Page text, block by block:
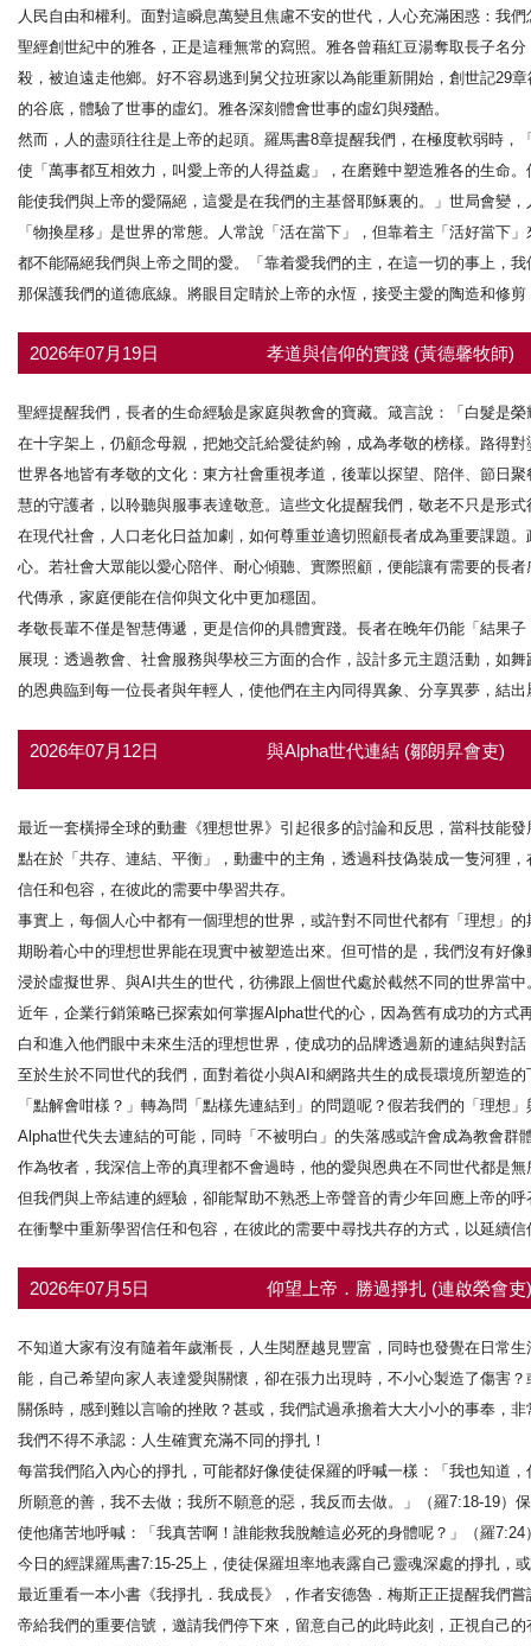
人民自由和權利。面對這瞬息萬變且焦慮不安的世代，人心充滿困惑：我
聖經創世紀中的雅各，正是這種無常的寫照。雅各曾藉紅豆湯奪取長子名
殺，被迫遠走他鄉。好不容易逃到舅父拉班家以為能重新開始，創世記29
的谷底，體驗了世事的虛幻。雅各深刻體會世事的虛幻與殘酷。
然而，人的盡頭往往是上帝的起頭。羅馬書8章提醒我們，在極度軟弱時
使「萬事都互相效力，叫愛上帝的人得益處」，在磨難中塑造雅各的生
能使我們與上帝的愛隔絕，這愛是在我們的主基督耶穌裏的。」世局會變
「物換星移」是世界的常態。人常說「活在當下」，但靠着主「活好當下
都不能隔絕我們與上帝之間的愛。「靠着愛我們的主，在這一切的事上，
那保護我們的道德底線。將眼目定睛於上帝的永恆，接受主愛的陶造和修
2026年07月19日 孝道與信仰的實踐 (黃德馨牧師)
聖經提醒我們，長者的生命經驗是家庭與教會的寶藏。箴言說：「白髮是
在十字架上，仍顧念母親，把她交託給愛徒約翰，成為孝敬的榜樣。路得
世界各地皆有孝敬的文化：東方社會重視孝道，後輩以探望、陪伴、節日
慧的守護者，以聆聽與服事表達敬意。這些文化提醒我們，敬老不只是形
在現代社會，人口老化日益加劇，如何尊重並適切照顧長者成為重要課題
心。若社會大眾能以愛心陪伴、耐心傾聽、實際照顧，便能讓有需要的長
代傳承，家庭便能在信仰與文化中更加穩固。
孝敬長輩不僅是智慧傳遞，更是信仰的具體實踐。長者在晚年仍能「結果
展現：透過教會、社會服務與學校三方面的合作，設計多元主題活動，如
的恩典臨到每一位長者與年輕人，使他們在主內同得異象、分享異夢，結
2026年07月12日 與Alpha世代連結 (鄒朗昇會吏)
最近一套橫掃全球的動畫《狸想世界》引起很多的討論和反思，當科技能
點在於「共存、連結、平衡」，動畫中的主角，透過科技偽裝成一隻河狸
信任和包容，在彼此的需要中學習共存。
事實上，每個人心中都有一個理想的世界，或許對不同世代都有「理想
期盼着心中的理想世界能在現實中被塑造出來。但可惜的是，我們沒有好
浸於虛擬世界、與AI共生的世代，彷彿跟上個世代處於截然不同的世界當中
近年，企業行銷策略已探索如何掌握Alpha世代的心，因為舊有成功的方
白和進入他們眼中未來生活的理想世界，使成功的品牌透過新的連結與對
至於生於不同世代的我們，面對着從小與AI和網路共生的成長環境所塑造
「點解會咁樣？」轉為問「點樣先連結到」的問題呢？假若我們的「理想
Alpha世代失去連結的可能，同時「不被明白」的失落感或許會成為教會群
作為牧者，我深信上帝的真理都不會過時，他的愛與恩典在不同世代都是
但我們與上帝結連的經驗，卻能幫助不熟悉上帝聲音的青少年回應上帝的
在衝擊中重新學習信任和包容，在彼此的需要中尋找共存的方式，以延續
2026年07月5日 仰望上帝．勝過掙扎 (連啟榮會
不知道大家有沒有隨着年歲漸長，人生閱歷越見豐富，同時也發覺在日常
能，自己希望向家人表達愛與關懷，卻在張力出現時，不小心製造了傷害
關係時，感到難以言喻的挫敗？甚或，我們試過承擔着大大小小的事奉，
我們不得不承認：人生確實充滿不同的掙扎！
每當我們陷入內心的掙扎，可能都好像使徒保羅的呼喊一樣：「我也知道
所願意的善，我不去做；我所不願意的惡，我反而去做。」（羅7:18-19
使他痛苦地呼喊：「我真苦啊！誰能救我脫離這必死的身體呢？」（羅7:24
今日的經課羅馬書7:15-25上，使徒保羅坦率地表露自己靈魂深處的掙扎，
最近重看一本小書《我掙扎．我成長》，作者安德魯．梅斯正正提醒我們
帝給我們的重要信號，邀請我們停下來，留意自己的此時此刻，正視自己